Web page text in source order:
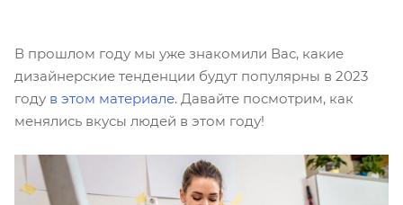
В прошлом году мы уже знакомили Вас, какие
дизайнерские тенденции будут популярны в 2023
году в этом материале. Давайте посмотрим, как
менялись вкусы людей в этом году!